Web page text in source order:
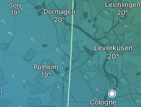
Cologne
Leverkusen
Leichlingen
Gohr
Pulheim
Dormagen